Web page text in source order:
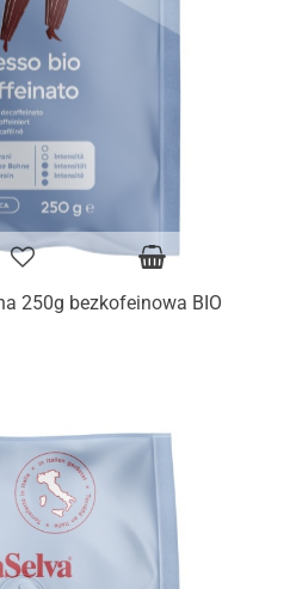
250g bezkofeinowa BIO